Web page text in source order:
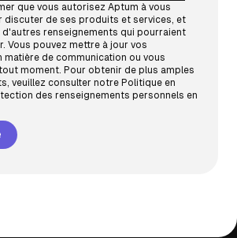
que vous autorisez Aptum à vous
discuter de ses produits et services, et
renseignements qui pourraient
Vous pouvez mettre à jour vos
matière de communication ou vous
moment. Pour obtenir de plus amples
veuillez consulter notre Politique en
des renseignements personnels en